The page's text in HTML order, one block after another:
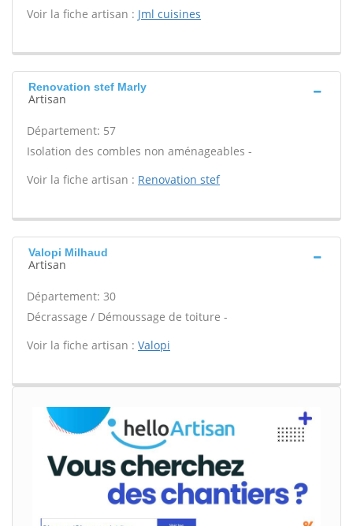
Voir la fiche artisan : Jml cuisines
Renovation stef Marly
Artisan
Département: 57
Isolation des combles non aménageables -
Voir la fiche artisan : Renovation stef
Valopi Milhaud
Artisan
Département: 30
Décrassage / Démoussage de toiture -
Voir la fiche artisan : Valopi